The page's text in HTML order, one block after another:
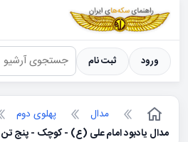
سکه ها ؛ راهنمای سکه شناسی
ورود ثبت نام
مدال پهلوی دوم
مدال یادبود امام علی (ع) - کوچک - پنج تن